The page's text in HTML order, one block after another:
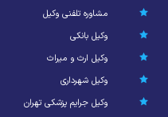
مشاوره تلفنی وکیل
وکیل بانکی
وکیل ارث و میراث
وکیل شهرداری
وکیل جرایم پزشکی تهران